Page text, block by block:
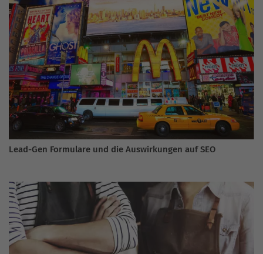
Lead-Gen Formulare und die Auswirkungen auf SEO